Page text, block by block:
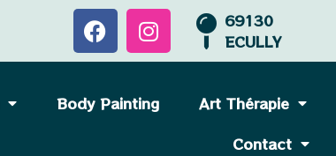
69130
ECULLY
Body Painting
Art Thérapie
Contact